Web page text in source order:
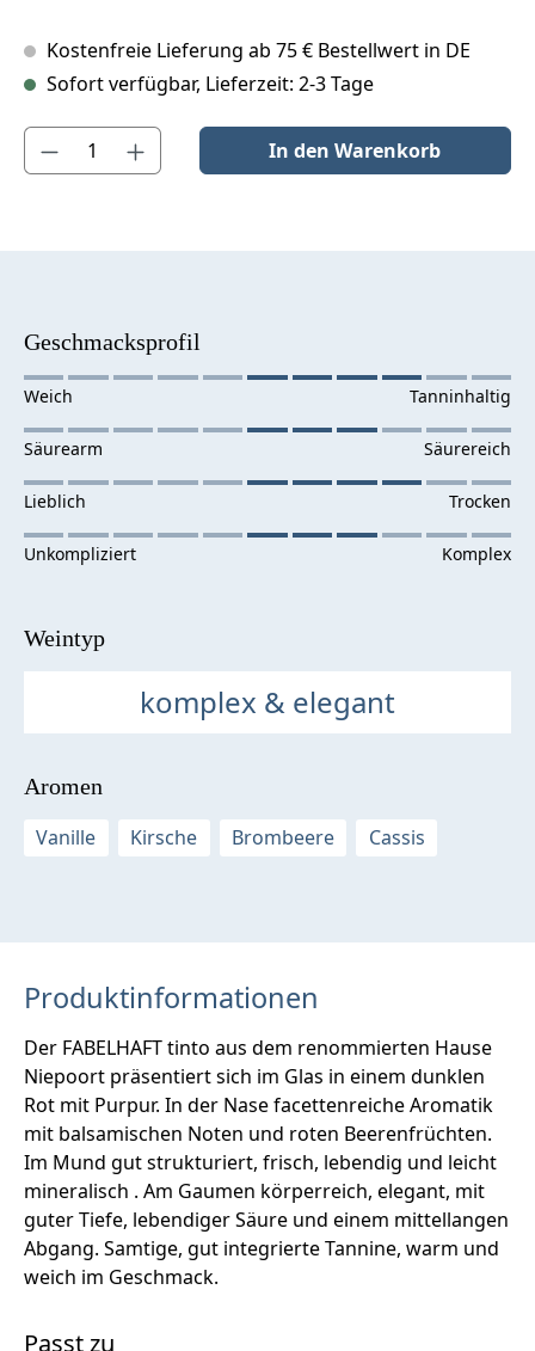
Kostenfreie Lieferung ab 75 € Bestellwert in DE
Sofort verfügbar, Lieferzeit: 2-3 Tage
Produkt Anzahl: Gib den gewünschten Wert ein oder benutze
In den Warenkorb
Geschmacksprofil
Weintyp
komplex & elegant
Aromen
Vanille
Kirsche Brombeere Cassis
Produktinformationen
Der FABELHAFT tinto aus dem renommierten Hause
Niepoort präsentiert sich im Glas in einem dunklen
Rot mit Purpur. In der Nase facettenreiche Aromatik
mit balsamischen Noten und roten Beerenfrüchten.
Im Mund gut strukturiert, frisch, lebendig und leicht
mineralisch . Am Gaumen körperreich, elegant, mit
guter Tiefe, lebendiger Säure und einem mittellangen
Abgang. Samtige, gut integrierte Tannine, warm und
weich im Geschmack.
Passt zu